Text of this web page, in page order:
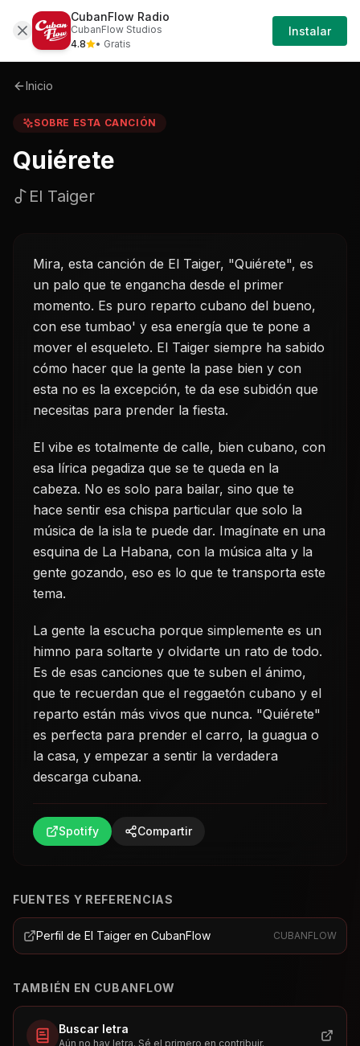
Sobre Quierete-el-taiger
Iniciar
Sesión
Inicio
SOBRE ESTA CANCIÓN
Quiérete
El Taiger
Mira, esta canción de El Taiger, "Quiérete", es
un palo que te engancha desde el primer
momento. Es puro reparto cubano del bueno,
con ese tumbao' y esa energía que te pone a
mover el esqueleto. El Taiger siempre ha sabido
cómo hacer que la gente la pase bien y con
esta no es la excepción, te da ese subidón que
necesitas para prender la fiesta.
El vibe es totalmente de calle, bien cubano, con
esa lírica pegadiza que se te queda en la
cabeza. No es solo para bailar, sino que te
hace sentir esa chispa particular que solo la
música de la isla te puede dar. Imagínate en una
esquina de La Habana, con la música alta y la
gente gozando, eso es lo que te transporta este
tema.
La gente la escucha porque simplemente es un
himno para soltarte y olvidarte un rato de todo.
Es de esas canciones que te suben el ánimo,
que te recuerdan que el reggaetón cubano y el
reparto están más vivos que nunca. "Quiérete"
es perfecta para prender el carro, la guagua o
la casa, y empezar a sentir la verdadera
descarga cubana.
Spotify Compartir
FUENTES Y REFERENCIAS
Perfil de El Taiger en CubanFlow CUBANFLOW
TAMBIÉN EN CUBANFLOW
Buscar letra
Aún no hay letra. Sé el primero en contribuir.
CubanFlow Radio
CubanFlow Studios
4.8
• Gratis
Instalar